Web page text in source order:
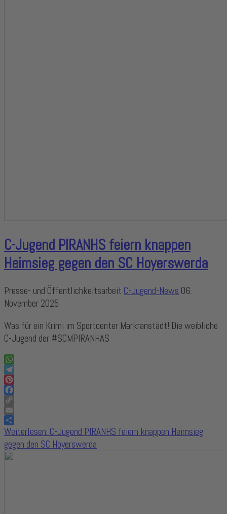
C-Jugend PIRANHS feiern knappen
Heimsieg gegen den SC Hoyerswerda
Presse- und Öffentlichkeitsarbeit C-Jugend-News 06.
November 2025
Was für ein Krimi im Sportcenter Markranstädt! Die weibliche
C-Jugend der #SCMPIRANHAS
WhatsApp
Telegram
Pinterest
Facebook
Copy
Link
Email
Share
Weiterlesen: C-Jugend PIRANHS feiern knappen Heimsieg
gegen den SC Hoyerswerda